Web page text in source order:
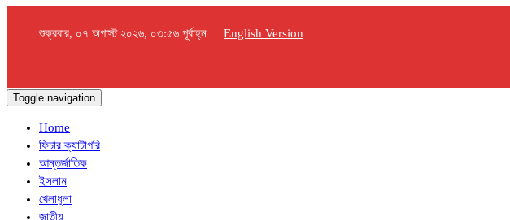
শুক্রবার, ০৭ অগাস্ট ২০২৬, ০৩:৫৬ পূর্বাহ্ন | English Version
Toggle navigation
Home
ফিচার ক্যাটাগরি
আন্তর্জাতিক
ইসলাম
খেলাধুলা
জাতীয়